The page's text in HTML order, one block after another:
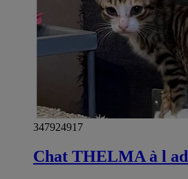
347924917
Chat THELMA à l